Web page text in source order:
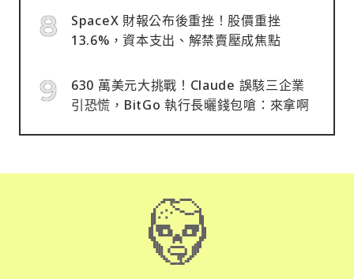
SpaceX 財報公布後重挫！股價重挫
13.6%，資本支出、解禁賣壓成焦點
630 萬美元大挑戰！Claude 誤駭三企業
引恐慌，BitGo 執行長曬錢包嗆：來拿啊